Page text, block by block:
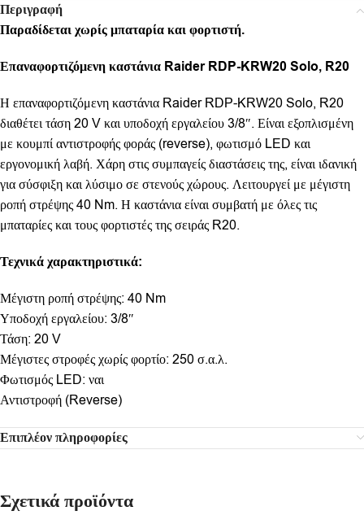
Περιγραφή
Παραδίδεται χωρίς μπαταρία και φορτιστή.
Επαναφορτιζόμενη καστάνια Raider RDP-KRW20 Solo, R20
Η επαναφορτιζόμενη καστάνια Raider RDP-KRW20 Solo, R20
διαθέτει τάση 20 V και υποδοχή εργαλείου 3/8″. Είναι εξοπλισμένη
με κουμπί αντιστροφής φοράς (reverse), φωτισμό LED και
εργονομική λαβή. Χάρη στις συμπαγείς διαστάσεις της, είναι ιδανική
για σύσφιξη και λύσιμο σε στενούς χώρους. Λειτουργεί με μέγιστη
ροπή στρέψης 40 Nm. Η καστάνια είναι συμβατή με όλες τις
μπαταρίες και τους φορτιστές της σειράς R20.
Τεχνικά χαρακτηριστικά:
Μέγιστη ροπή στρέψης: 40 Nm
Υποδοχή εργαλείου: 3/8″
Τάση: 20 V
Μέγιστες στροφές χωρίς φορτίο: 250 σ.α.λ.
Φωτισμός LED: ναι
Αντιστροφή (Reverse)
Επιπλέον πληροφορίες
Σχετικά προϊόντα